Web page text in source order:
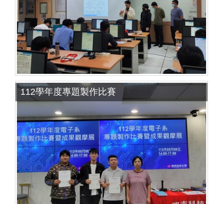
112學年度專題製作比賽